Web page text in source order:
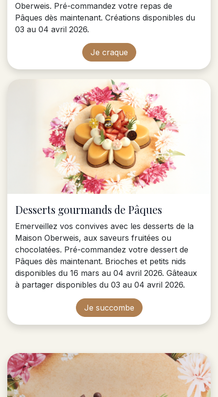
Oberweis. Pré-commandez votre repas de
Pâques dès maintenant. Créations disponibles du
03 au 04 avril 2026.
Je craque
Desserts gourmands de Pâques
Emerveillez vos convives avec les desserts de la
Maison Oberweis, aux saveurs fruitées ou
chocolatées. Pré-commandez votre dessert de
Pâques dès maintenant. Brioches et petits nids
disponibles du 16 mars au 04 avril 2026. Gâteaux
à partager disponibles du 03 au 04 avril 2026.
Je succombe